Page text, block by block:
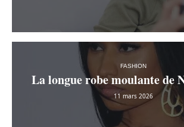
FASHION
La longue robe moulante de
11 mars 2026